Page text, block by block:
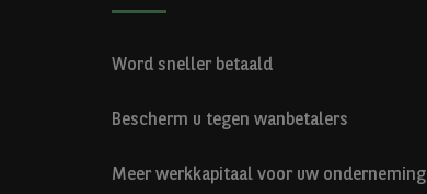
Word sneller betaald
Bescherm u tegen wanbetalers
Meer werkkapitaal voor uw onderneming